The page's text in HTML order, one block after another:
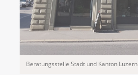
Beratungsstelle Stadt und Kanton Luzern